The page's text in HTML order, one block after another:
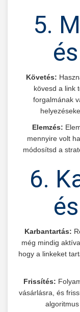
5.
Követés:
kövesd a link
forgalmának
Elemzés:
mennyire volt
módosítsd a
6.
Karbantartás:
még mindig
hogy a linkeket
Frissítés:
vásárlásra, és